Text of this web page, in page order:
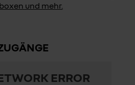
und mehr.
ERROR